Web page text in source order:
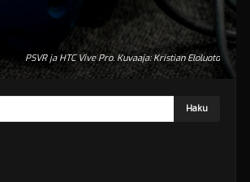
PSVR ja HTC Vive Pro. Kuvaaja: Kristian Eloluoto